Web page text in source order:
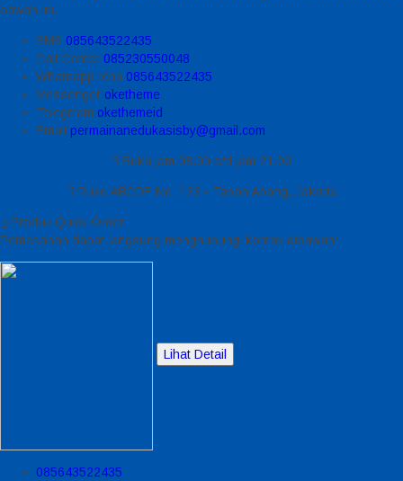
bawah ini.
SMS 085643522435
Call Center 085230550048
Whatsapp Icha 085643522435
Messenger oketheme
Telegrram okethemeid
Email permainanedukasisby@gmail.com
Buka jam 08.00 s/d jam 21.00
Ruko ABCDE No. 123 - Tanah Abang, Jakarta
Produk Quick Order
Pemesanan dapat langsung menghubungi kontak dibawah:
Lihat Detail
085643522435